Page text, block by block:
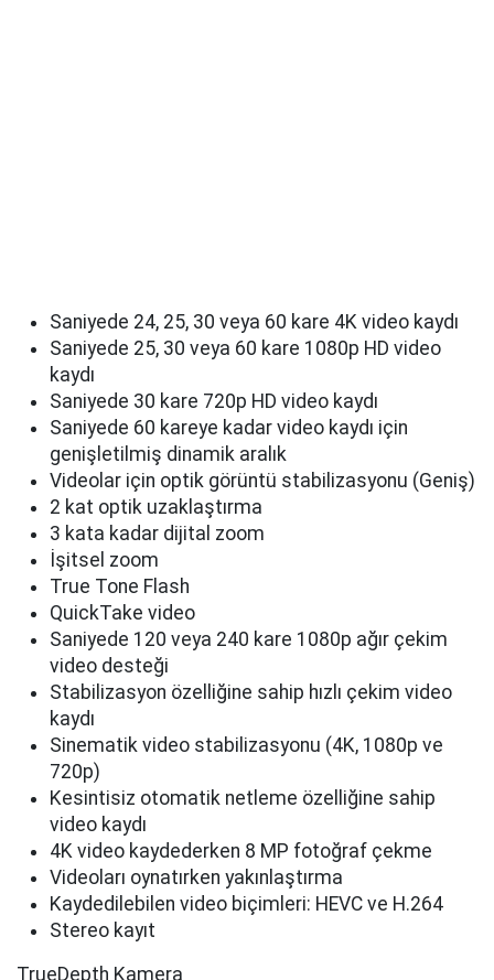
Saniyede 24, 25, 30 veya 60 kare 4K video kaydı
Saniyede 25, 30 veya 60 kare 1080p HD video
kaydı
Saniyede 30 kare 720p HD video kaydı
Saniyede 60 kareye kadar video kaydı için
genişletilmiş dinamik aralık
Videolar için optik görüntü stabilizasyonu (Geniş)
2 kat optik uzaklaştırma
3 kata kadar dijital zoom
İşitsel zoom
True Tone Flash
QuickTake video
Saniyede 120 veya 240 kare 1080p ağır çekim
video desteği
Stabilizasyon özelliğine sahip hızlı çekim video
kaydı
Sinematik video stabilizasyonu (4K, 1080p ve
720p)
Kesintisiz otomatik netleme özelliğine sahip
video kaydı
4K video kaydederken 8 MP fotoğraf çekme
Videoları oynatırken yakınlaştırma
Kaydedilebilen video biçimleri: HEVC ve H.264
Stereo kayıt
TrueDepth Kamera